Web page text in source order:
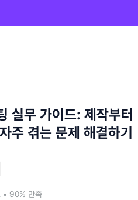
실무 가이드: 제작부터
주 겪는 문제 해결하기
• 90% 만족